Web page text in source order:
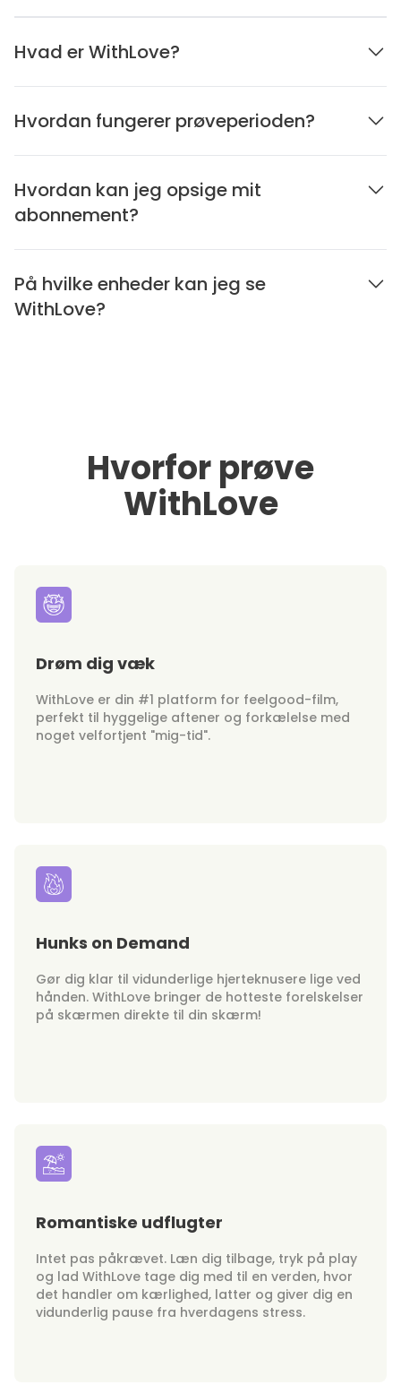
Hvad er WithLove?
Hvordan fungerer prøveperioden?
Hvordan kan jeg opsige mit
abonnement?
På hvilke enheder kan jeg se
WithLove?
Hvorfor prøve
WithLove
Drøm dig væk
WithLove er din #1 platform for feelgood-film,
perfekt til hyggelige aftener og forkælelse med
noget velfortjent "mig-tid".
Hunks on Demand
Gør dig klar til vidunderlige hjerteknusere lige ved
hånden. WithLove bringer de hotteste forelskelser
på skærmen direkte til din skærm!
Romantiske udflugter
Intet pas påkrævet. Læn dig tilbage, tryk på play
og lad WithLove tage dig med til en verden, hvor
det handler om kærlighed, latter og giver dig en
vidunderlig pause fra hverdagens stress.